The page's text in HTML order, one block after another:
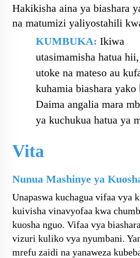
Hakikisha aina ya biashara
na matumizi yaliyostahili
KUMBUKA: Ikiwa
utasimamisha hatua
utoke na mateso au
kuhamia biashara yako
Daima angalia mara
ya kuchukua hatua ya
Vita
Nunua Mashinye ya
Unapaswa kuchagua vifaa vya
kuivisha vinavyofaa kwa
kuosha nguo. Vifaa vya
vizuri kuliko vya nyumbani.
mrefu zaidi na yanaweza